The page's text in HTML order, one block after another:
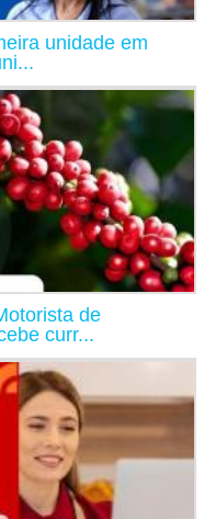
unidade em
de
curr...